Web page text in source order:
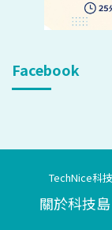
Facebook
TechNice科
關於科技島